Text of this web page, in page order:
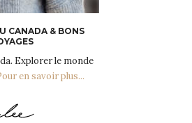
CANADA & BONS
Explorer le monde
en savoir plus...